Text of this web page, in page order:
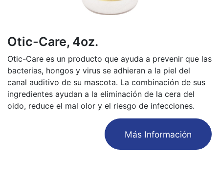
Otic-Care, 4oz.
Otic-Care es un producto que ayuda a prevenir que las
bacterias, hongos y virus se adhieran a la piel del
canal auditivo de su mascota. La combinación de sus
ingredientes ayudan a la eliminación de la cera del
oido, reduce el mal olor y el riesgo de infecciones.
​Más Información